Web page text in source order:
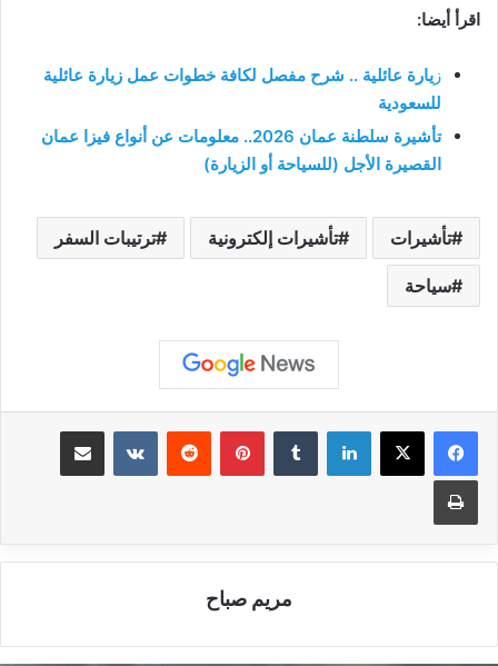
اقرأ أيضا:
ز يارة عائلية .. شرح مفصل لكافة خطوات عمل زيارة عائلية
للسعودية
تأشيرة سلطنة عمان 2026.. معلومات عن أنواع فيزا عمان
القصيرة الأجل (للسياحة أو الزيارة)
تأشيرات تأشيرات إلكترونية ترتيبات السفر
سياحة
لينكدإن بينتيريست مشاركة عبر البريد
طباعة
مريم صباح